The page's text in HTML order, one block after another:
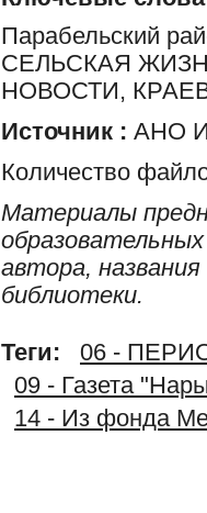
Парабельский
СЕЛЬСКАЯ
НОВОСТИ,
Источник : АНО
Количество
Материалы
автора,
библиотеки.
Теги:
06 -
09 - Газета
14 - Из фонда